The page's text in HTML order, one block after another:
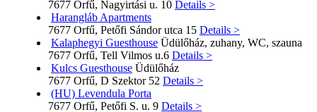
7677 Orfű, Nagyirtási u. 10 Details >
Harangláb Apartments
7677 Orfű, Petőfi Sándor utca 15 Details >
Kalaphegyi Guesthouse Üdülőház, zuhany, WC, szauna
7677 Orfű, Tell Vilmos u.6 Details >
Kulcs Guesthouse Üdülőház
7677 Orfű, D Szektor 52 Details >
(HU) Levendula Porta
7677 Orfű, Petőfi S. u. 9 Details >